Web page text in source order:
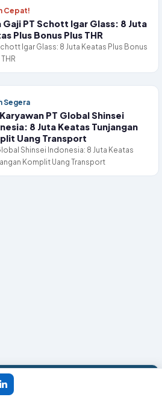
Cepat!
Gaji PT Schott Igar Glass: 8 Juta
Plus Bonus Plus THR
Igar Glass: 8 Juta Keatas Plus Bonus
Segera
PT Global Shinsei
8 Juta Keatas Tunjangan
Uang Transport
Shinsei Indonesia: 8 Juta Keatas
Komplit Uang Transport